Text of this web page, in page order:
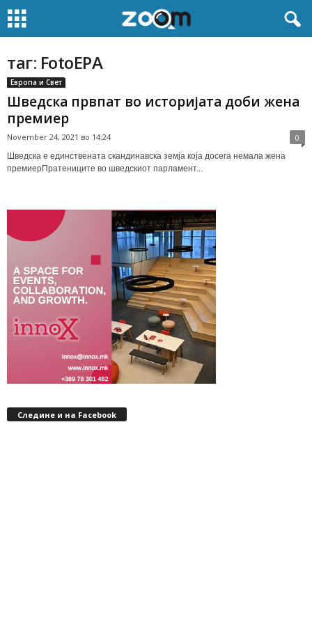
таг: FotoEPA
Европа и Свет
Шведска првпат во историјата доби жена
премиер
November 24, 2021 во 14:24 0
Шведска е единствената скандинавска земја која досега немала жена
премиерПратениците во шведскиот парламент...
Следине и на Facebook